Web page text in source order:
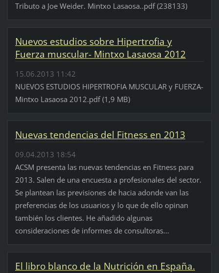
Tributo a Joe Weider. Mintxo Lasaosa..pdf (238133)
Nuevos estudios sobre Hipertrofia y
Fuerza muscular- Mintxo Lasaosa 2012
15.06.2013 11:42
NUEVOS ESTUDIOS HIPERTROFIA MUSCULAR y FUERZA-
Mintxo Lasaosa 2012.pdf (1,9 MB)
Nuevas tendencias del Fitness en 2013
09.04.2013 18:54
ACSM presenta las nuevas tendencias en Fitness para
2013. Salen de una encuesta a profesionales del sector.
Se plantean las previsiones de hacia adonde van las
preferencias de los usuarios y lo que de ello opinan
también los clientes. He añadido algunas
consideraciones de informes de consultoras...
El libro blanco de la Nutrición en España.